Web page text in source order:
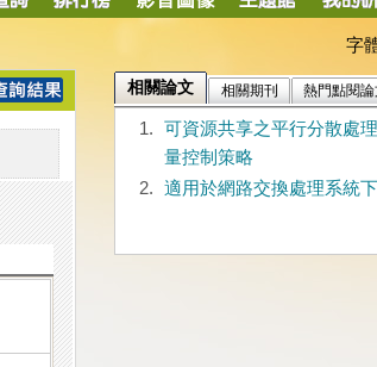
字
相關論文 相關期刊 熱門點閱論
1.
可資源共享之平行分散處
量控制策略
2.
適用於網路交換處理系統